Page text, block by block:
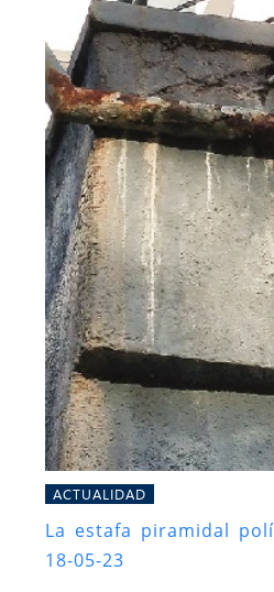
ACTUALIDAD
La estafa piramidal
18-05-23